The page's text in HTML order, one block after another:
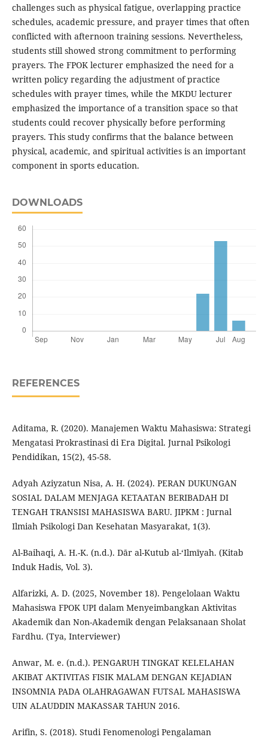
challenges such as physical fatigue, overlapping practice
schedules, academic pressure, and prayer times that often
conflicted with afternoon training sessions. Nevertheless,
students still showed strong commitment to performing
prayers. The FPOK lecturer emphasized the need for a
written policy regarding the adjustment of practice
schedules with prayer times, while the MKDU lecturer
emphasized the importance of a transition space so that
students could recover physically before performing
prayers. This study confirms that the balance between
physical, academic, and spiritual activities is an important
component in sports education.
DOWNLOADS
REFERENCES
Aditama, R. (2020). Manajemen Waktu Mahasiswa: Strategi
Mengatasi Prokrastinasi di Era Digital. Jurnal Psikologi
Pendidikan, 15(2), 45-58.
Adyah Aziyzatun Nisa, A. H. (2024). PERAN DUKUNGAN
SOSIAL DALAM MENJAGA KETAATAN BERIBADAH DI
TENGAH TRANSISI MAHASISWA BARU. JIPKM : Jurnal
Ilmiah Psikologi Dan Kesehatan Masyarakat, 1(3).
Al-Baihaqi, A. H.-K. (n.d.). Dār al-Kutub al-ʻIlmīyah. (Kitab
Induk Hadis, Vol. 3).
Alfarizki, A. D. (2025, November 18). Pengelolaan Waktu
Mahasiswa FPOK UPI dalam Menyeimbangkan Aktivitas
Akademik dan Non-Akademik dengan Pelaksanaan Sholat
Fardhu. (Tya, Interviewer)
Anwar, M. e. (n.d.). PENGARUH TINGKAT KELELAHAN
AKIBAT AKTIVITAS FISIK MALAM DENGAN KEJADIAN
INSOMNIA PADA OLAHRAGAWAN FUTSAL MAHASISWA
UIN ALAUDDIN MAKASSAR TAHUN 2016.
Arifin, S. (2018). Studi Fenomenologi Pengalaman